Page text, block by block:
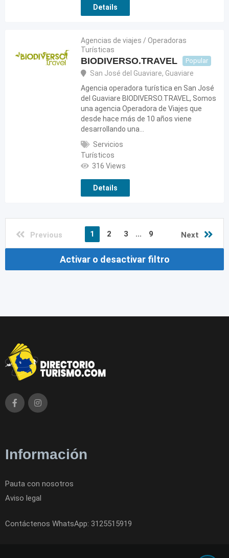
Details
Agencias de viajes / Operadoras
Turísticas
BIODIVERSO.TRAVEL Popular
San José del Guaviare, Guaviare
Agencia operadora turística en San José
del Guaviare BIODIVERSO.TRAVEL, Somos
una agencia Operadora de Viajes que
desde hace más de 10 años viene
desarrollando una…
Servicios
Turísticos
316 Views
Details
Previous 1 2 3 ... 9 Next
Activar o desactivar filtro
Información
Pauta con nosotros
Aviso legal
Contáctenos WhatsApp: 3125515919